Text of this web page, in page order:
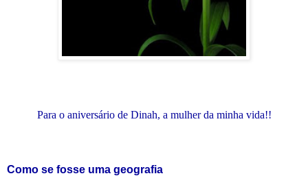
Para o aniversário de Dinah, a mulher da minha vida!!
Como se fosse uma geografia